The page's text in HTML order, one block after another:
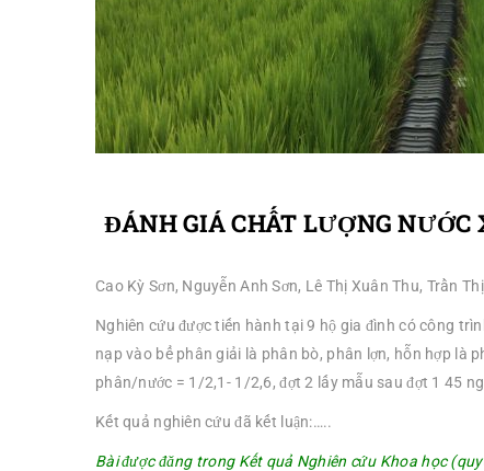
ĐÁNH GIÁ CHẤT LƯỢNG NƯỚC
Cao Kỳ Sơn, Nguyễn Anh Sơn, Lê Thị Xuân Thu, Trần
Nghiên cứu được tiến hành tại 9 hộ gia đình có công
nạp vào bể phân giải là phân bò, phân lợn, hỗn hợp là
phân/nước = 1/2,1- 1/2,6, đợt 2 lấy mẫu sau đợt 1 45
Kết quả nghiên cứu đã kết luận:…..
Bài được đăng trong Kết quả Nghiên cứu Khoa học